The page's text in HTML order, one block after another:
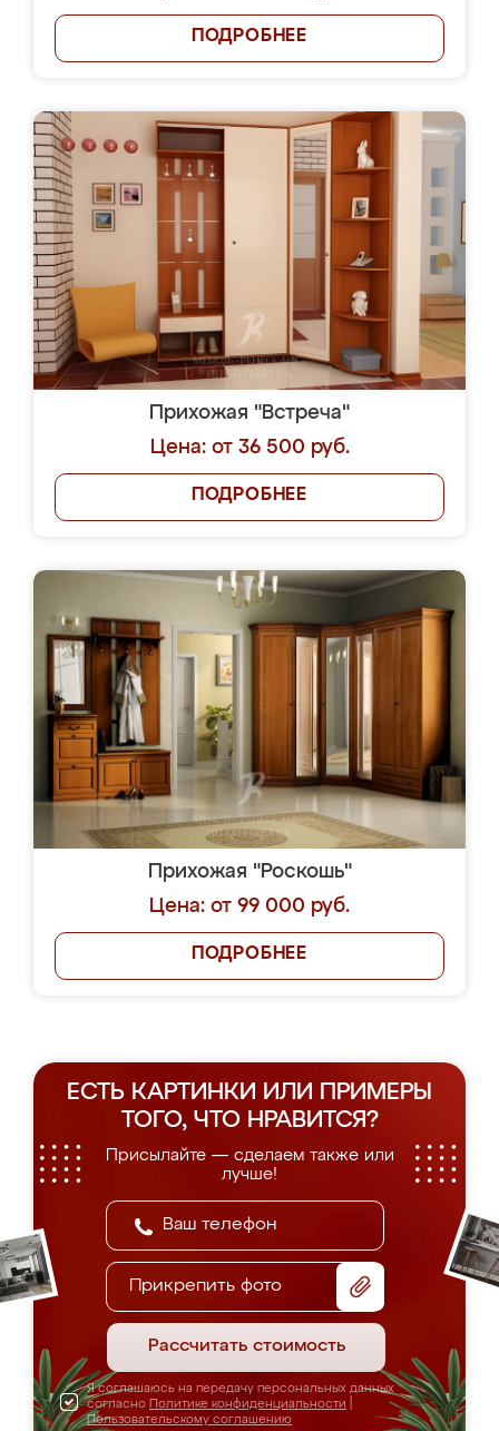
ПОДРОБНЕЕ
Прихожая "Встреча"
Цена: от 36 500 руб.
ПОДРОБНЕЕ
Прихожая "Роскошь"
Цена: от 99 000 руб.
ПОДРОБНЕЕ
ЕСТЬ КАРТИНКИ ИЛИ ПРИМЕРЫ
ТОГО, ЧТО НРАВИТСЯ?
Присылайте — сделаем также или
лучше!
Прикрепить фото
Рассчитать стоимость
Я соглашаюсь на передачу персональных данных
согласно Политике конфиденциальности
Пользовательскому соглашению